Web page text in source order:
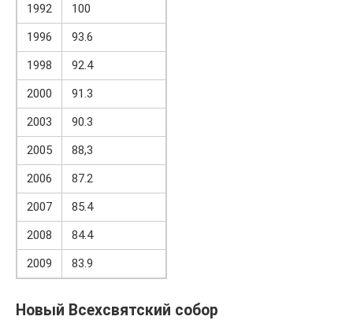
1992
100
1996
93.6
1998
92.4
2000
91.3
2003
90.3
2005
88,3
2006
87.2
2007
85.4
2008
84.4
2009
83.9
Новый Всехсвятский собор